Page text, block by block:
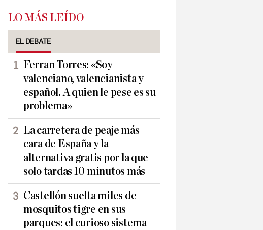
LO MÁS LEÍDO
EL DEBATE
Ferran Torres: «Soy
valenciano, valencianista y
español. A quien le pese es su
problema»
La carretera de peaje más
cara de España y la
alternativa gratis por la que
solo tardas 10 minutos más
Castellón suelta miles de
mosquitos tigre en sus
parques: el curioso sistema